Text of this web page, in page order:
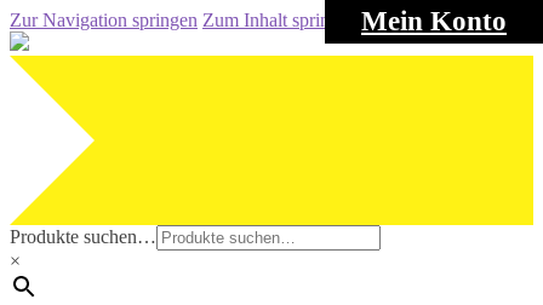
Mein Konto
Zur Navigation springen Zum Inhalt springen
Produkte suchen…
×